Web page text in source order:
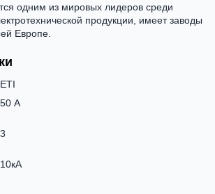
одним из мировых лидеров среди
продукции, имеет заводы
Европе.
ETI
50 А
3
10кА